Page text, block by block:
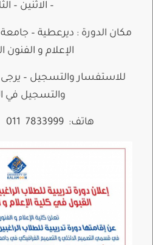
– الاثنين –
مكان الدورة : ديرعطية –
الإعلام و الفنون
للاستفسار والتسجيل –
والتسجيل في
هاتف: 7833999 011 تحويلة: 2050